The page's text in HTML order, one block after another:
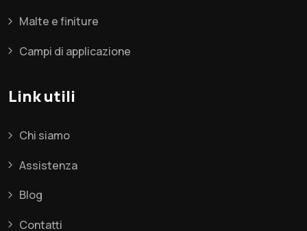
Malte e finiture
Campi di applicazione
Link utili
Chi siamo
Assistenza
Blog
Contatti